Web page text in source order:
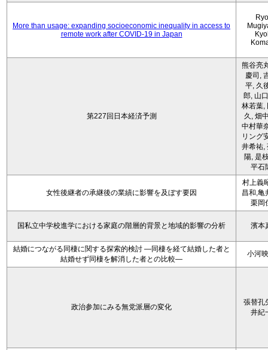
More than usage: expanding socioeconomic inequality in access to
remote work after COVID-19 in Japan
第227回日本経済予測
熊谷亮
慶司,
平, 久
郎, 山
林若葉,
久, 畑
中村華
リング
井希祐,
陽, 是
平石
女性後継者の承継後の業績に影響を及ぼす要因
村上義
昌和,亀
栗岡
国私立中学校進学における家庭の階層的背景と地域的影響の分析 濱本
結婚につながる同棲に関する探索的検討 ―同棲を経て結婚した者と
結婚せず同棲を解消した者との比較―
小河
政治参加にみる無党派層の変化
張替孔
井紀